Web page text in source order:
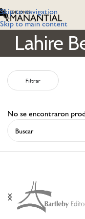
Skip to navigation
Skip to main content
Lahire
Filtrar
No se encontraron